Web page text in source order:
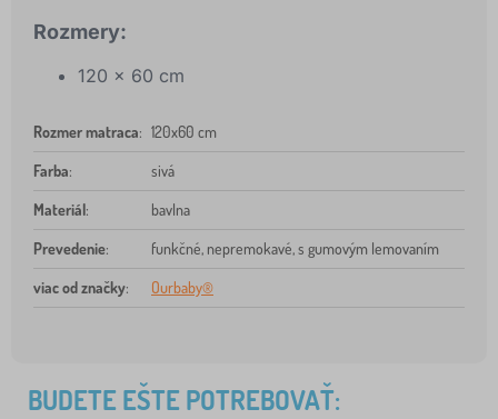
Rozmery:
120 x 60 cm
Rozmer matraca: 120x60 cm
Farba: sivá
Materiál: bavlna
Prevedenie: funkčné, nepremokavé, s gumovým lemovaním
viac od značky: Ourbaby®
BUDETE EŠTE POTREBOVAŤ: